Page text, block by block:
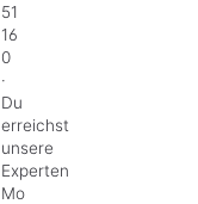
51
16
0
·
Du
erreichst
unsere
Experten
Mo